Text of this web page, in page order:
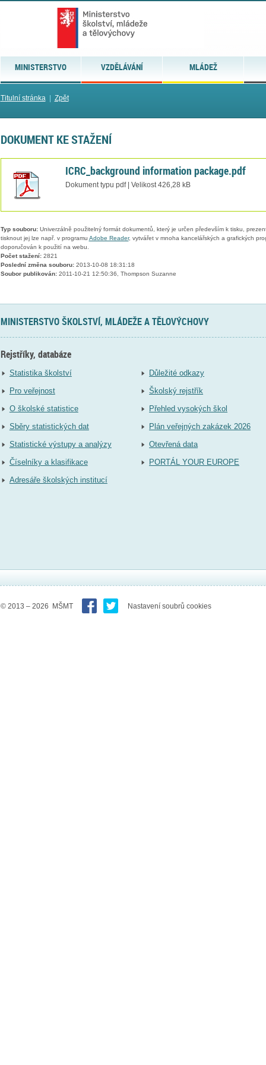
MINISTERSTVO VZDĚLÁVÁNÍ MLÁDEŽ
Titulní stránka| Zpět
DOKUMENT KE STAŽENÍ
ICRC_background information package.pdf
Dokument typu pdf | Velikost 426,28 kB
Typ souboru:Univerzálně použitelný formát dokumentů, který je určen především k tisku,
tisknout jej lze např. v programu Adobe Reader, vytvářet v mnoha kancelářských a grafických
doporučován k použití na webu.
Počet stažení:2821
Poslední změna souboru:2013-10-08 18:31:18
Soubor publikován:2011-10-21 12:50:36, Thompson Suzanne
MINISTERSTVO ŠKOLSTVÍ, MLÁDEŽE A TĚLOVÝCHOVY
Rejstříky, databáze
Statistika školství
Pro veřejnost
O školské statistice
Sběry statistických dat
Statistické výstupy a analýzy
Číselníky a klasifikace
Adresáře školských institucí
Důležité odkazy
Školský rejstřík
Přehled vysokých škol
Plán veřejných zakázek 2026
Otevřená data
PORTÁL YOUR EUROPE
© 2013 – 2026 MŠMT Nastavení soubrů cookies